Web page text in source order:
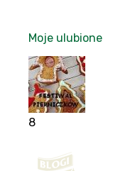
Moje ulubione
8